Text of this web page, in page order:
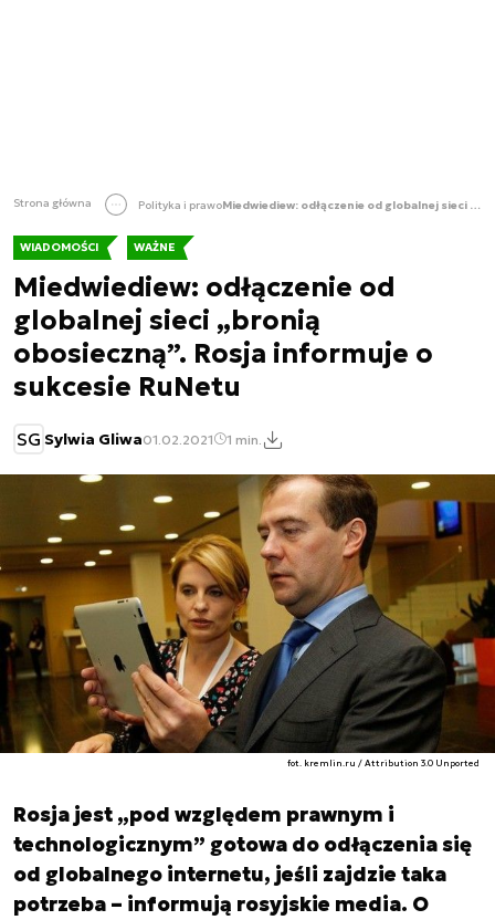
Strona główna Polityka i prawo Miedwiediew: odłączenie od globalnej sieci „bronią obosieczną”. Rosja informuje o sukcesie RuNetu
WIADOMOŚCI WAŻNE
Miedwiediew: odłączenie od
globalnej sieci „bronią
obosieczną”. Rosja informuje o
sukcesie RuNetu
SG Sylwia Gliwa01.02.2021 1 min.
fot. kremlin.ru / Attribution 3.0 Unported
Rosja jest „pod względem prawnym i
technologicznym” gotowa do odłączenia się
od globalnego internetu, jeśli zajdzie taka
potrzeba – informują rosyjskie media. O